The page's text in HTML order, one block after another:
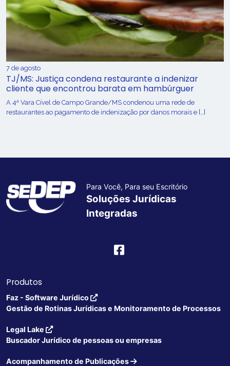
7 de agosto
TJ/MS: Justiça condena restaurante a indenizar
cliente que encontrou barata em hambúrguer
A 4ª Vara Cível de Campo Grande/MS condenou uma rede de
restaurantes ao pagamento de indenização por danos morais e […]
Para Você, Para seu Escritório
Soluções Jurídicas
Integradas
Produtos
Faz - Software Jurídico
Gestão de Rotinas Jurídicas e Monitoramento de Processos
Legal Lake
Buscador Jurídico de pessoas ou empresas
Acompanhamento de Publicações